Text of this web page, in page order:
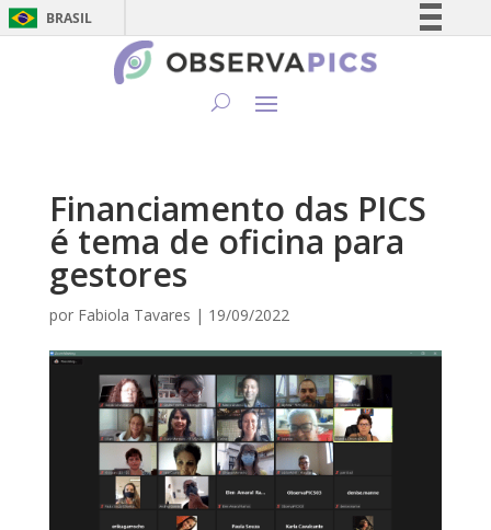
BRASIL
Simplifique!
Canais
Financiamento das PICS
é tema de oficina para
gestores
por Fabiola Tavares | 19/09/2022